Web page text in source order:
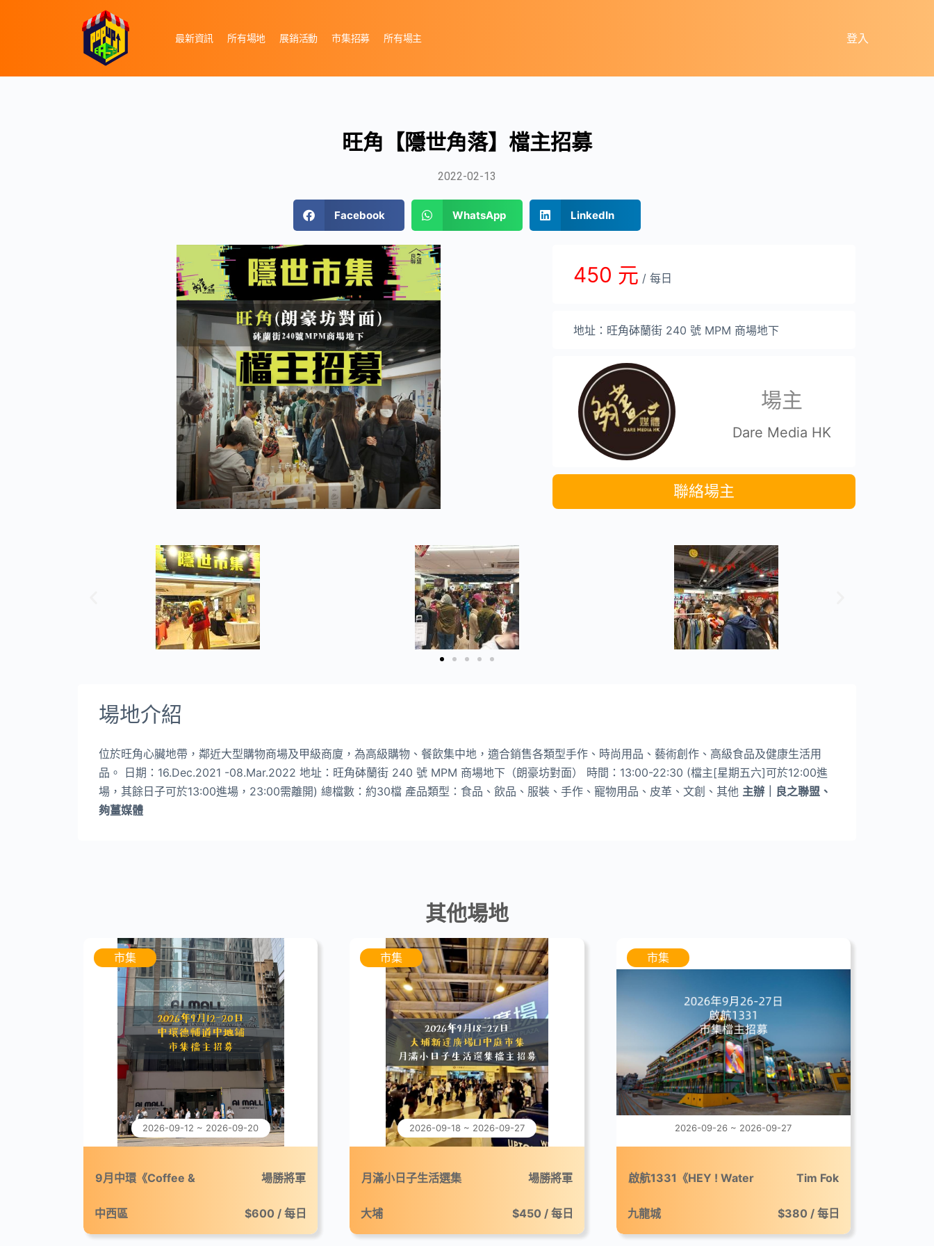
最新資訊 所有場地 展銷活動 市集招募 所有場主 登入
旺角【隱世角落】檔主招募
2022-02-13
Facebook WhatsApp LinkedIn
450 元 / 每日
地址：旺角砵蘭街 240 號 MPM 商場地下
場主
Dare Media HK
聯絡場主
場地介紹
位於旺角心臟地帶，鄰近大型購物商場及甲級商廈，為高級購物、餐飲集中地，適合銷售各類型手作、時尚用品、藝術創作、高級食品及健康生活用
品。 日期：16.Dec.2021 -08.Mar.2022 地址：旺角砵蘭街 240 號 MPM 商場地下（朗豪坊對面） 時間：13:00-22:30 (檔主[星期五六]可於12:00進
場，其餘日子可於13:00進場，23:00需離開) 總檔數：約30檔 產品類型：食品、飲品、服裝、手作、寵物用品、皮革、文創、其他 主辦｜良之聯盟、
夠薑媒體
其他場地
市集
2026-09-12 ~ 2026-09-20
9月中環《Coffee &
場勝將軍
中西區 $600 / 每日
市集
2026-09-18 ~ 2026-09-27
月滿小日子生活選集 場勝將軍
大埔 $450 / 每日
市集
2026-09-26 ~ 2026-09-27
啟航1331《HEY ! Water
Tim Fok
九龍城 $380 / 每日